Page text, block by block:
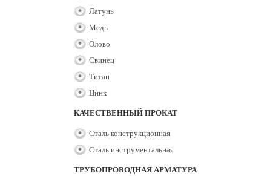
Латунь
Медь
Олово
Свинец
Титан
Цинк
КАЧЕСТВЕННЫЙ ПРОКАТ
Сталь конструкционная
Сталь инструментальная
ТРУБОПРОВОДНАЯ АРМАТУРА